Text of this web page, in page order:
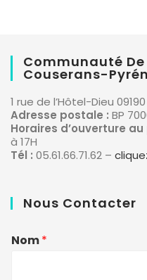
Communauté
Couserans-
1 rue de l’Hôtel-Dieu
Adresse postale : BP
Horaires d’ouverture
à 17H
Tél : 05.61.66.71.62 –
Nous Contacter
Nom*